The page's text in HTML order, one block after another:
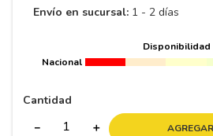
Envío en sucursal: 1 - 2 días
Disponibilidad
Nacional
Cantidad
＋
－